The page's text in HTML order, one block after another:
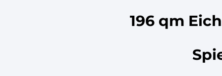
196 qm